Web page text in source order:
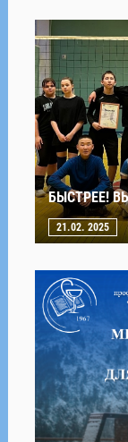
БЫСТРЕЕ!
21.02. 2025